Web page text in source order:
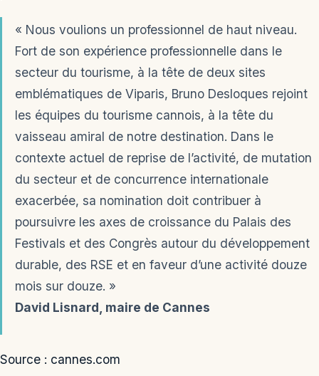
« Nous voulions un professionnel de haut niveau.
Fort de son expérience professionnelle dans le
secteur du tourisme, à la tête de deux sites
emblématiques de Viparis, Bruno Desloques rejoint
les équipes du tourisme cannois, à la tête du
vaisseau amiral de notre destination. Dans le
contexte actuel de reprise de l’activité, de mutation
du secteur et de concurrence internationale
exacerbée, sa nomination doit contribuer à
poursuivre les axes de croissance du Palais des
Festivals et des Congrès autour du développement
durable, des RSE et en faveur d’une activité douze
mois sur douze. »
David Lisnard, maire de Cannes
Source : cannes.com